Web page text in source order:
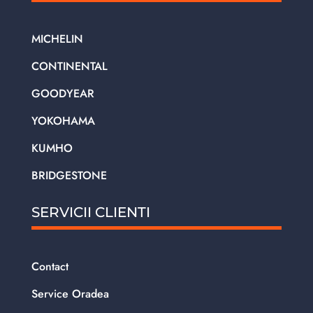
MICHELIN
CONTINENTAL
GOODYEAR
YOKOHAMA
KUMHO
BRIDGESTONE
SERVICII CLIENTI
Contact
Service Oradea